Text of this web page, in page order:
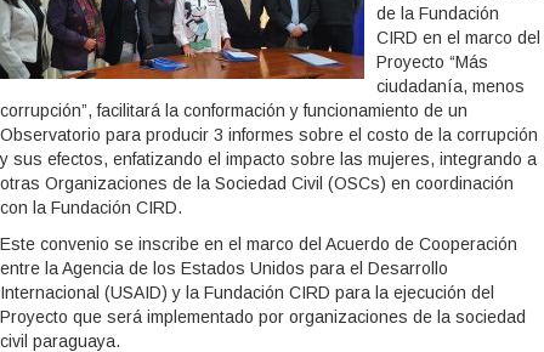
de la Fundación
CIRD en el marco del
Proyecto “Más
ciudadanía, menos
corrupción”, facilitará la conformación y funcionamiento de un
Observatorio para producir 3 informes sobre el costo de la corrupción
y sus efectos, enfatizando el impacto sobre las mujeres, integrando a
otras Organizaciones de la Sociedad Civil (OSCs) en coordinación
con la Fundación CIRD.
Este convenio se inscribe en el marco del Acuerdo de Cooperación
entre la Agencia de los Estados Unidos para el Desarrollo
Internacional (USAID) y la Fundación CIRD para la ejecución del
Proyecto que será implementado por organizaciones de la sociedad
civil paraguaya.